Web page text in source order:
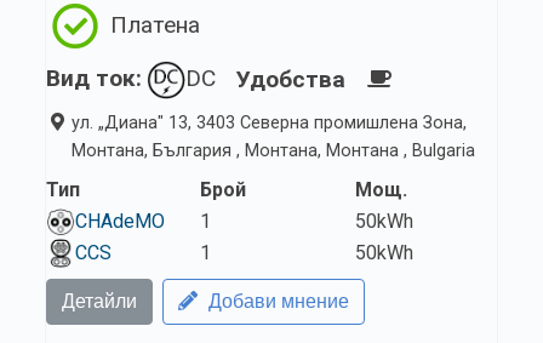
Платена
Вид ток:
DC Удобства
ул. „Диана" 13, 3403 Северна промишлена Зона,
Монтана, България , Монтана, Монтана , Bulgaria
Тип
CHAdeMO
CCS
Брой
1
1
Мощ.
50kWh
50kWh
Детайли Добави мнение